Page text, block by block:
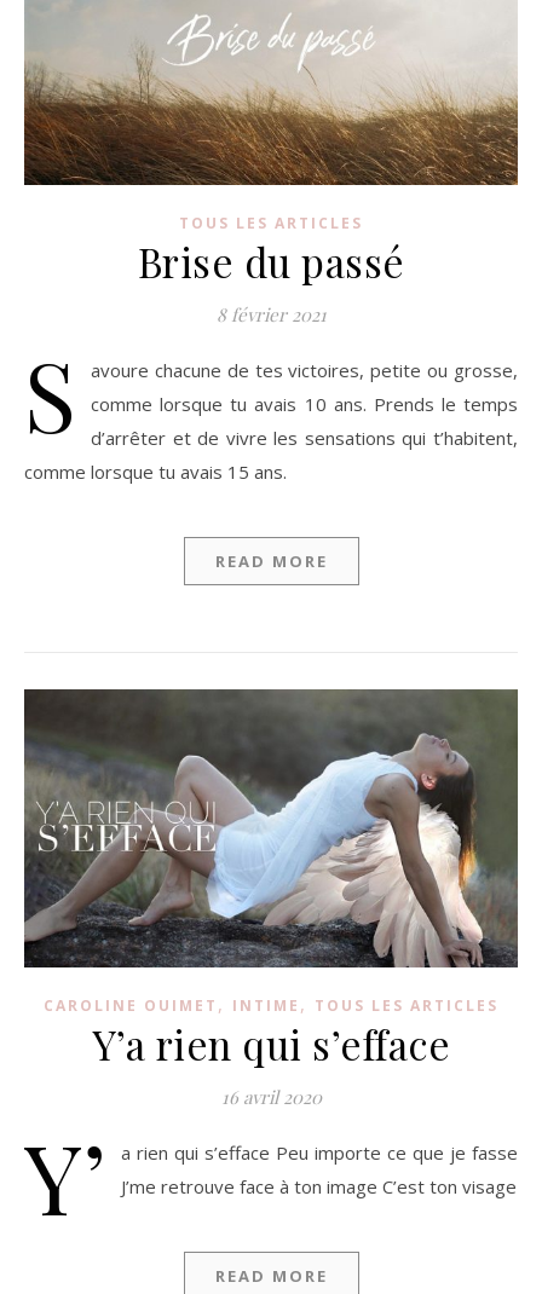
TOUS LES ARTICLES
Brise du passé
8 février 2021
S
avoure chacune de tes victoires, petite ou grosse,
comme lorsque tu avais 10 ans. Prends le temps
d’arrêter et de vivre les sensations qui t’habitent,
comme lorsque tu avais 15 ans.
READ MORE
CAROLINE OUIMET , INTIME , TOUS LES ARTICLES
Y’a rien qui s’efface
16 avril 2020
Y’
a rien qui s’efface Peu importe ce que je fasse
J’me retrouve face à ton image C’est ton visage
READ MORE